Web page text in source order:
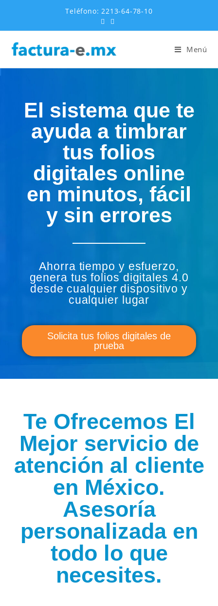
Teléfono: 2213-64-78-10
Menú
El sistema que te
ayuda a timbrar
tus folios
digitales online
en minutos, fácil
y sin errores
Ahorra tiempo y esfuerzo,
genera tus folios digitales 4.0
desde cualquier dispositivo y
cualquier lugar
Solicita tus folios digitales de
prueba
Te Ofrecemos El
Mejor servicio de
atención al cliente
en México.
Asesoría
personalizada en
todo lo que
necesites.